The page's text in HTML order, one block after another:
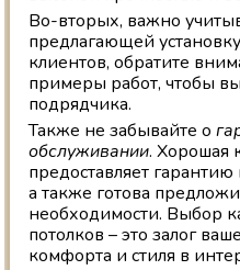
Во-вторых, важно
предлагающей
клиентов, обратите
примеры работ, чтобы
подрядчика.
Также не забывайте о
обслуживании. Хорошая
предоставляет
а также готова
необходимости. Выбор
потолков – это залог
комфорта и стиля в